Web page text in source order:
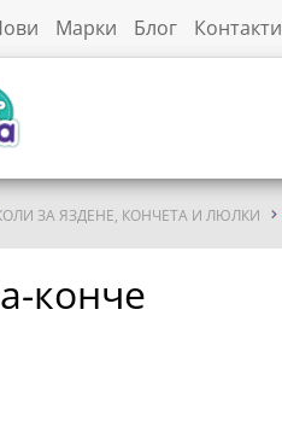
Марки Блог Контакти
ЗА ЯЗДЕНЕ, КОНЧЕТА И ЛЮЛКИ
конче